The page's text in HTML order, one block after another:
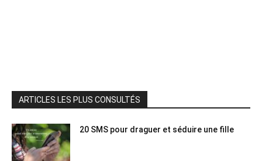
ARTICLES LES PLUS CONSULTÉS
20 SMS pour draguer et séduire une fille